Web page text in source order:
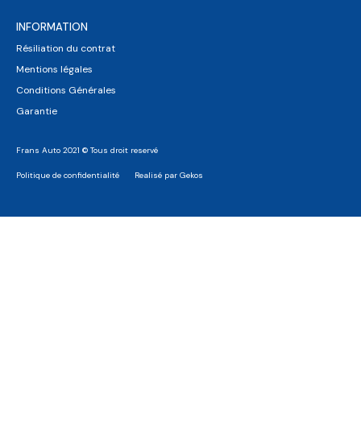
INFORMATION
Résiliation du contrat
Mentions légales
Conditions Générales
Garantie
Frans Auto 2021 © Tous droit reservé
Politique de confidentialité Realisé par Gekos